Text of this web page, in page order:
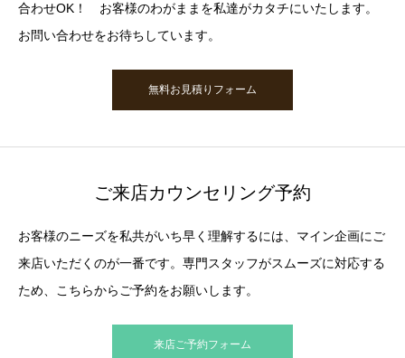
合わせOK！ お客様のわがままを私達がカタチにいたします。
お問い合わせをお待ちしています。
無料お見積りフォーム
ご来店カウンセリング予約
お客様のニーズを私共がいち早く理解するには、マイン企画にご
来店いただくのが一番です。専門スタッフがスムーズに対応する
ため、こちらからご予約をお願いします。
来店ご予約フォーム